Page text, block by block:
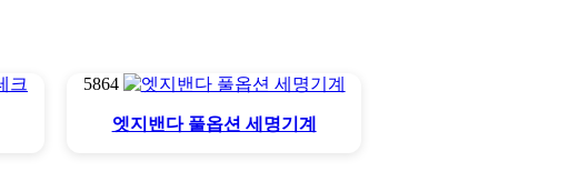
5864
엣지밴다 풀옵션 세명기계